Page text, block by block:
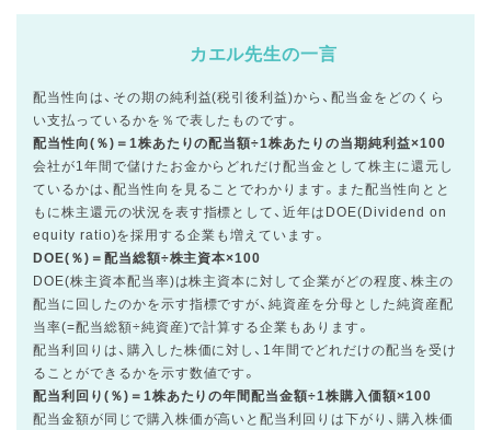
カエル先生の一言
配当性向は、その期の純利益(税引後利益)から、配当金をどのくら
い支払っているかを％で表したものです。
配当性向(％)＝1株あたりの配当額÷1株あたりの当期純利益×100
会社が1年間で儲けたお金からどれだけ配当金として株主に還元し
ているかは、配当性向を見ることでわかります。また配当性向とと
もに株主還元の状況を表す指標として、近年はDOE(Dividend on
equity ratio)を採用する企業も増えています。
DOE(％)＝配当総額÷株主資本×100
DOE(株主資本配当率)は株主資本に対して企業がどの程度、株主の
配当に回したのかを示す指標ですが、純資産を分母とした純資産配
当率(=配当総額÷純資産)で計算する企業もあります。
配当利回りは、購入した株価に対し、1年間でどれだけの配当を受け
ることができるかを示す数値です。
配当利回り(％)＝1株あたりの年間配当金額÷1株購入価額×100
配当金額が同じで購入株価が高いと配当利回りは下がり、購入株価